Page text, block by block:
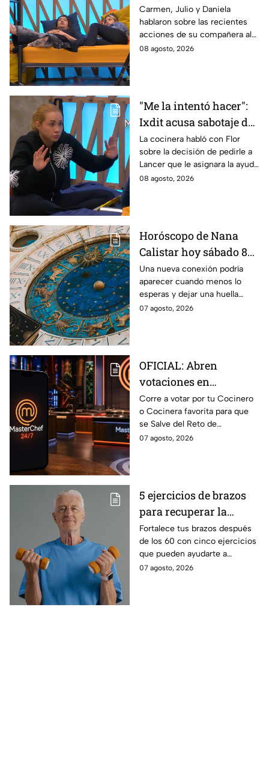
lamentan el
comportamiento de
Michelle en MasterChef
24/7
Carmen, Julio y Daniela
hablaron sobre las recientes
acciones de su compañera al
interior del Mundo MasterChef
08 agosto, 2026
"Me la intentó hacer":
Ixdit acusa sabotaje de
Ramahá en la pasada
gala de salvación de
MasterChef 24/7
La cocinera habló con Flor
sobre la decisión de pedirle a
Lancer que le asignara la ayuda
de Ramahá y no la de Daniela
08 agosto, 2026
Horóscopo de Nana
Calistar hoy sábado 8
de agosto del 2026 para
cada signo; una
conexión inesperada
podría transformar tus
Una nueva conexión podría
aparecer cuando menos lo
esperas y dejar una huella
importante.
07 agosto, 2026
OFICIAL: Abren
votaciones en
MasterChef 24/7 para
que salves a un
Cocinero del Reto de
Eliminación de este
Corre a votar por tu Cocinero
o Cocinera favorita para que
se Salve del Reto de
Eliminación de MasterChef
07 agosto, 2026
5 ejercicios de brazos
para recuperar la
fuerza después de los
60
Fortalece tus brazos después
de los 60 con cinco ejercicios
que pueden ayudarte a
recuperar fuerza, movilidad y
07 agosto, 2026